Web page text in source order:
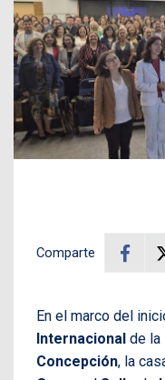
Comparte
En el marco del
Internacional de la
Concepción, la